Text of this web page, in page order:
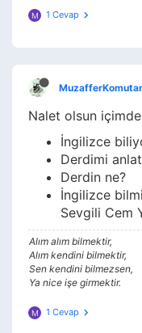
M 1 Cevap
Nalet olsun
İngilizce
Derdimi
Derdin ne?
İngilizce
Sevgili Cem
Alım alım bilmektir,
Alım kendini bilmektir,
Sen kendini bilmezsen,
Ya nice işe girmektir.
M 1 Cevap